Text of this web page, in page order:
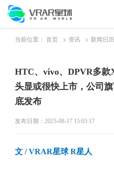
当前位置： 首页 资讯 新闻日历
HTC、vivo、DPVR多
头显或很快上市，公司
底发布
发布日期：2025-08-17 15:03:17
文 / VRAR星球 R星人